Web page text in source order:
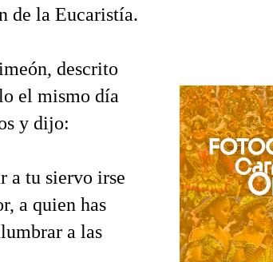
de la Eucaristía.
descrito
el mismo día
y dijo:
a tu siervo irse
a quien has
a las